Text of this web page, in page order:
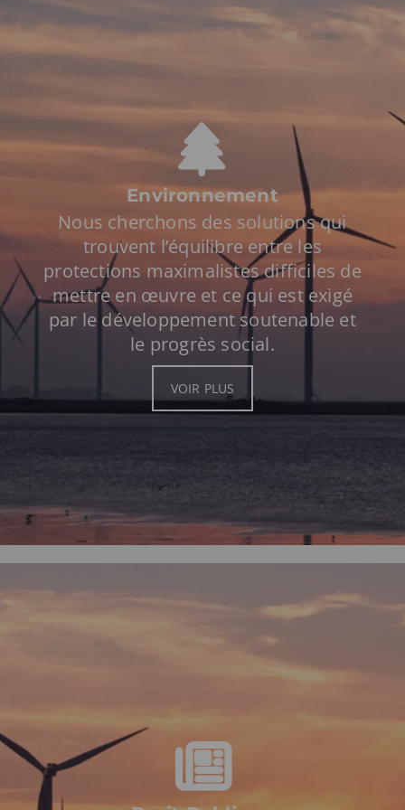
Environnement
Nous cherchons des solutions qui
trouvent l’équilibre entre les
protections maximalistes difficiles de
mettre en œuvre et ce qui est exigé
par le développement soutenable et
le progrès social.
VOIR PLUS